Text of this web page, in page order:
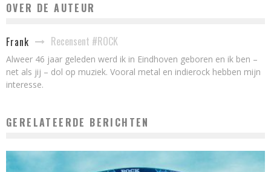
OVER DE AUTEUR
Frank Recensent #ROCK
Alweer 46 jaar geleden werd ik in Eindhoven geboren en ik ben –
net als jij – dol op muziek. Vooral metal en indierock hebben mijn
interesse.
GERELATEERDE BERICHTEN